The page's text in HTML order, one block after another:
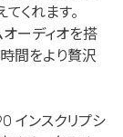
くれます。
ーディオを搭
間をより贅沢
インスクリプシ